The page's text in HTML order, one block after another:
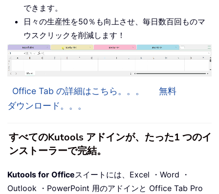
できます。
日々の生産性を50％も向上させ、毎日数百回ものマ
ウスクリックを削減します！
Office Tab の詳細はこちら。。。
無料
ダウンロード。。。
すべてのKutools アドインが、たった1 つのイ
ンストーラーで完結。
Kutools for Officeスイートには、Excel ・Word ・
Outlook ・PowerPoint 用のアドインと Office Tab Pro